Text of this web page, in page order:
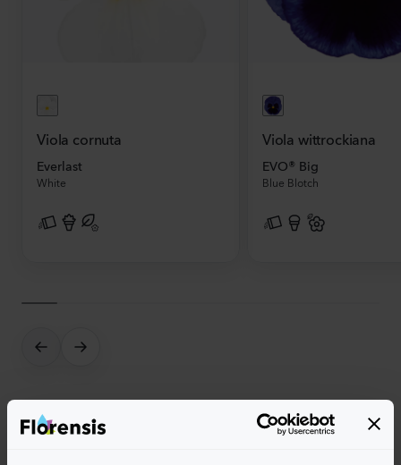
Viola cornuta
Everlast
White
Viola wittrockiana
EVO® Big
Blue Blotch
Herbst - Topfwoche 33 - 37